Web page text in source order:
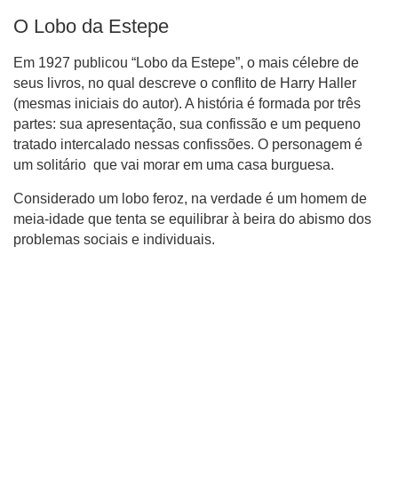
O Lobo da Estepe
Em 1927 publicou “Lobo da Estepe”, o mais célebre de
seus livros, no qual descreve o conflito de Harry Haller
(mesmas iniciais do autor). A história é formada por três
partes: sua apresentação, sua confissão e um pequeno
tratado intercalado nessas confissões. O personagem é
um solitário que vai morar em uma casa burguesa.
Considerado um lobo feroz, na verdade é um homem de
meia-idade que tenta se equilibrar à beira do abismo dos
problemas sociais e individuais.